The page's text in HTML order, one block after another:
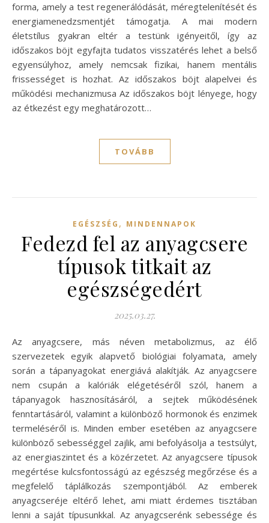
forma, amely a test regenerálódását, méregtelenítését és
energiamenedzsmentjét támogatja. A mai modern
életstílus gyakran eltér a testünk igényeitől, így az
időszakos böjt egyfajta tudatos visszatérés lehet a belső
egyensúlyhoz, amely nemcsak fizikai, hanem mentális
frissességet is hozhat. Az időszakos böjt alapelvei és
működési mechanizmusa Az időszakos böjt lényege, hogy
az étkezést egy meghatározott…
TOVÁBB
EGÉSZSÉG , MINDENNAPOK
Fedezd fel az anyagcsere
típusok titkait az
egészségedért
2025.03.27.
Az anyagcsere, más néven metabolizmus, az élő
szervezetek egyik alapvető biológiai folyamata, amely
során a tápanyagokat energiává alakítják. Az anyagcsere
nem csupán a kalóriák elégetéséről szól, hanem a
tápanyagok hasznosításáról, a sejtek működésének
fenntartásáról, valamint a különböző hormonok és enzimek
termeléséről is. Minden ember esetében az anyagcsere
különböző sebességgel zajlik, ami befolyásolja a testsúlyt,
az energiaszintet és a közérzetet. Az anyagcsere típusok
megértése kulcsfontosságú az egészség megőrzése és a
megfelelő táplálkozás szempontjából. Az emberek
anyagcseréje eltérő lehet, ami miatt érdemes tisztában
lenni a saját típusunkkal. Az anyagcserénk sebessége és